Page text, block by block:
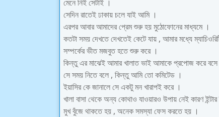
মেনে নিই সেটাই ।
সেদিন রাতেই ঢাকায় চলে যাই আমি ।
এরপর আবার আমাদের প্রেম শুরু হয় মুঠোফোনের মাধ্যমে ।
কতটা সময় দেখতে দেখতেই কেটে যায় , আমার মধ্যে
সম্পর্কের ভীত মজবুত হতে শুরু করে ।
কিন্তু এর মাঝেই আমার খালাত ভাই আমাকে প্রপোজ করে
সে সময় নিতে বলে , কিন্তু আমি তো কমিটেড ।
ইয়াসির কে জানালে সে একটু মন খারাপই করে ।
খালা বাসা থেকে অন্য কোথাও যাওয়ারও উপায় নেই কারণ
মুখ বুঁজে থাকতে হয় , অনেক সমস্যা ফেস করতে হয় ।